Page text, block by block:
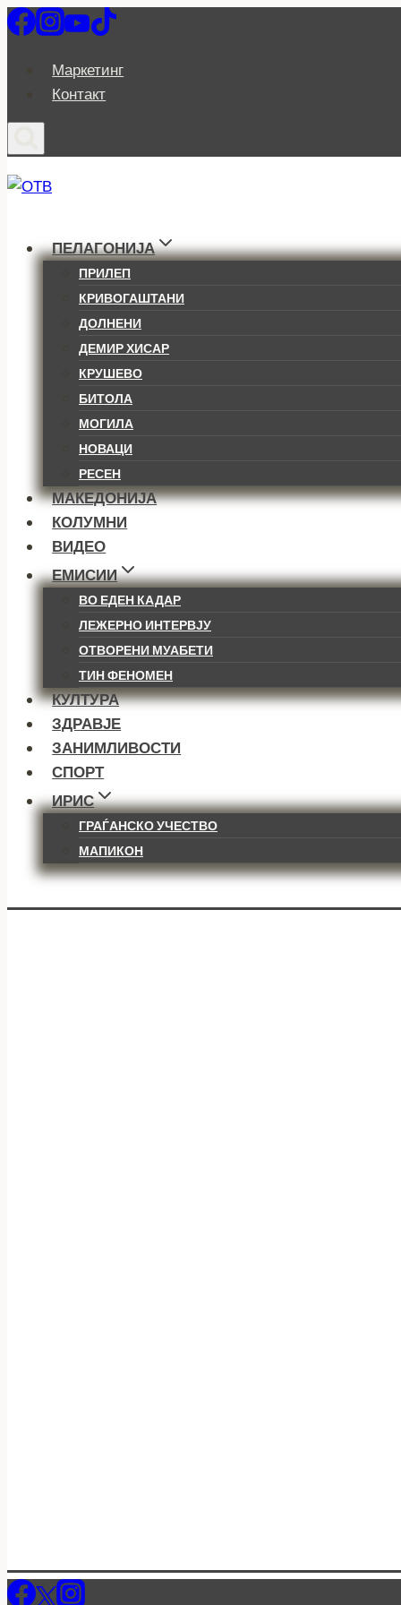
Skip
to
contentМаркетинг
Контакт
ПЕЛАГОНИЈА
ПРИЛЕП
КРИВОГАШТАНИ
ДОЛНЕНИ
ДЕМИР ХИСАР
КРУШЕВО
БИТОЛА
МОГИЛА
НОВАЦИ
РЕСЕН
МАКЕДОНИЈА
КОЛУМНИ
ВИДЕО
ЕМИСИИ
ВО ЕДЕН КАДАР
ЛЕЖЕРНО ИНТЕРВЈУ
ОТВОРЕНИ МУАБЕТИ
ТИН ФЕНОМЕН
КУЛТУРА
ЗДРАВЈЕ
ЗАНИМЛИВОСТИ
СПОРТ
ИРИС
ГРАЃАНСКО УЧЕСТВО
МАПИКОН